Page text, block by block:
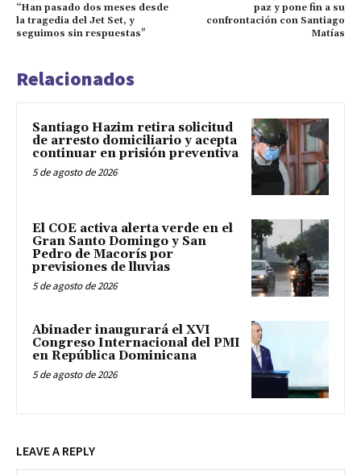
“Han pasado dos meses desde
la tragedia del Jet Set, y
seguimos sin respuestas"
paz y pone fin a su
confrontación con Santiago
Matías
Relacionados
Santiago Hazim retira solicitud
de arresto domiciliario y acepta
continuar en prisión preventiva
5 de agosto de 2026
El COE activa alerta verde en el
Gran Santo Domingo y San
Pedro de Macorís por
previsiones de lluvias
5 de agosto de 2026
Abinader inaugurará el XVI
Congreso Internacional del PMI
en República Dominicana
5 de agosto de 2026
LEAVE A REPLY